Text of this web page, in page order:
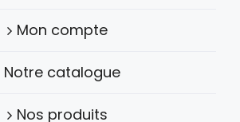
Mon compte
Notre catalogue
Nos produits